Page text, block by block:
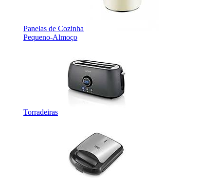
Panelas de Cozinha
Pequeno-Almoço
Torradeiras